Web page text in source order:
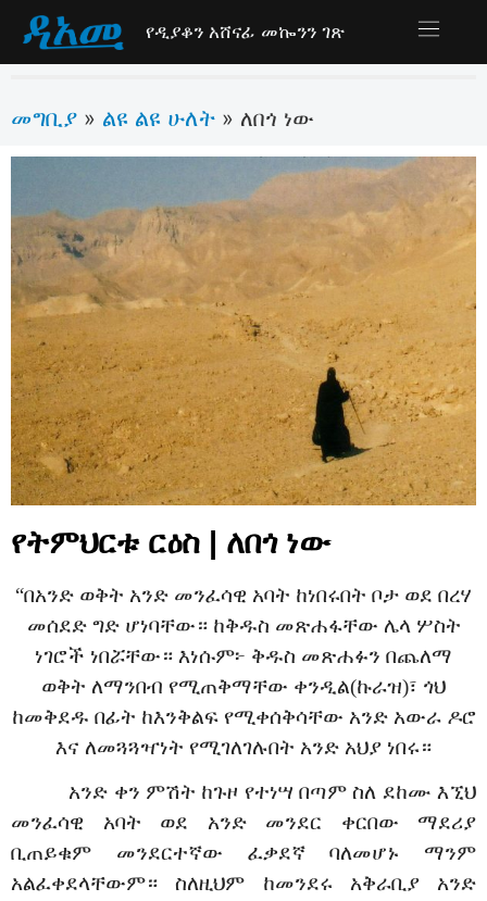
የዲያቆን አሸናፊ መኰንን ገጽ
መግቢያ » ልዩ ልዩ ሁለት » ለበጎ ነው
የትምህርቱ ርዕስ | ለበጎ ነው
“በአንድ ወቅት አንድ መንፈሳዊ አባት ከነበሩበት ቦታ ወደ በረሃ
መሰደድ ግድ ሆነባቸው። ከቅዱስ መጽሐፋቸው ሌላ ሦስት
ነገሮች ነበሯቸው። እነሱም፦ ቅዱስ መጽሐፉን በጨለማ
ወቅት ለማንበብ የሚጠቅማቸው ቀንዲል(ኩራዝ)፣ ጎህ
ከመቅደዱ በፊት ከእንቅልፍ የሚቀሰቅሳቸው አንድ አውራ ዶሮ
እና ለመጓጓዣነት የሚገለገሉበት አንድ አህያ ነበሩ።
አንድ ቀን ምሽት ከጉዞ የተነሣ በጣም ስለ ደከሙ እኚህ
መንፈሳዊ አባት ወደ አንድ መንደር ቀርበው ማደሪያ
ቢጠይቁም መንደርተኛው ፈቃደኛ ባለመሆኑ ማንም
አልፈቀደላቸውም። ስለዚህም ከመንደሩ አቅራቢያ አንድ